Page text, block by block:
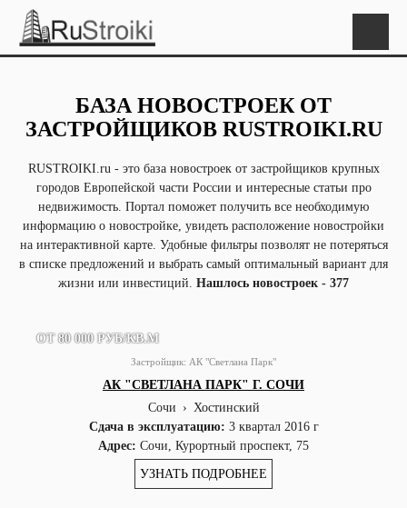
БАЗА НОВОСТРОЕК ОТ
ЗАСТРОЙЩИКОВ RUSTROIKI.RU
RUSTROIKI.ru - это база новостроек от застройщиков крупных
городов Европейской части России и интересные статьи про
недвижимость. Портал поможет получить все необходимую
информацию о новостройке, увидеть расположение новостройки
на интерактивной карте. Удобные фильтры позволят не потеряться
в списке предложений и выбрать самый оптимальный вариант для
жизни или инвестиций. Нашлось новостроек - 377
ОТ 80 000 РУБ/КВ.М
Застройщик: АК "Светлана Парк"
АК "СВЕТЛАНА ПАРК" Г. СОЧИ
Сочи › Хостинский
Сдача в эксплуатацию: 3 квартал 2016 г
Адрес: Сочи, Курортный проспект, 75
УЗНАТЬ ПОДРОБНЕЕ